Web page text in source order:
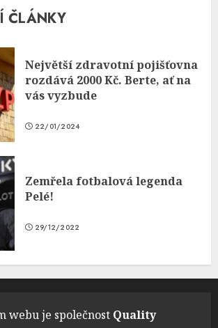
ČLÁNKY
Největší zdravotní pojišťovna
rozdává 2000 Kč. Berte, ať na
vás vyzbude
22/01/2024
Zemřela fotbalová legenda
Pelé!
29/12/2022
webu je společnost Quality